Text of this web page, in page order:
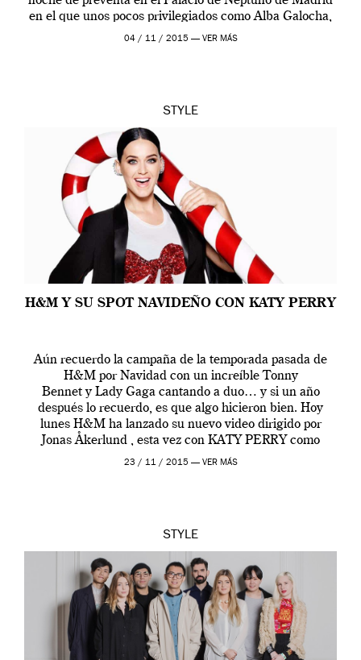
en el que unos pocos privilegiados como Alba Galocha,
Moisés […]
04 / 11 / 2015 — VER MÁS
STYLE
H&M Y SU SPOT NAVIDEÑO CON KATY PERRY
Aún recuerdo la campaña de la temporada pasada de
H&M por Navidad con un increíble Tonny
Bennet y Lady Gaga cantando a duo… y si un año
después lo recuerdo, es que algo hicieron bien. Hoy
lunes H&M ha lanzado su nuevo video dirigido por
Jonas Åkerlund , esta vez con KATY PERRY como
estrella principal y con un […]
23 / 11 / 2015 — VER MÁS
STYLE